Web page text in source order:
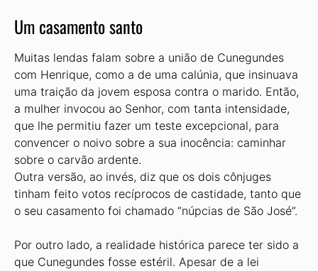
Um casamento santo
Muitas lendas falam sobre a união de Cunegundes
com Henrique, como a de uma calúnia, que insinuava
uma traição da jovem esposa contra o marido. Então,
a mulher invocou ao Senhor, com tanta intensidade,
que lhe permitiu fazer um teste excepcional, para
convencer o noivo sobre a sua inocência: caminhar
sobre o carvão ardente.
Outra versão, ao invés, diz que os dois cônjuges
tinham feito votos recíprocos de castidade, tanto que
o seu casamento foi chamado “núpcias de São José”.
Por outro lado, a realidade histórica parece ter sido a
que Cunegundes fosse estéril. Apesar de a lei